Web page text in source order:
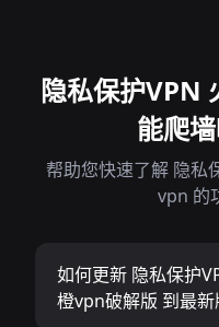
隐私保护VPN
能爬
帮助您快速了解 隐私
vpn 的
如何更新 隐私保护
橙vpn破解版 到最新